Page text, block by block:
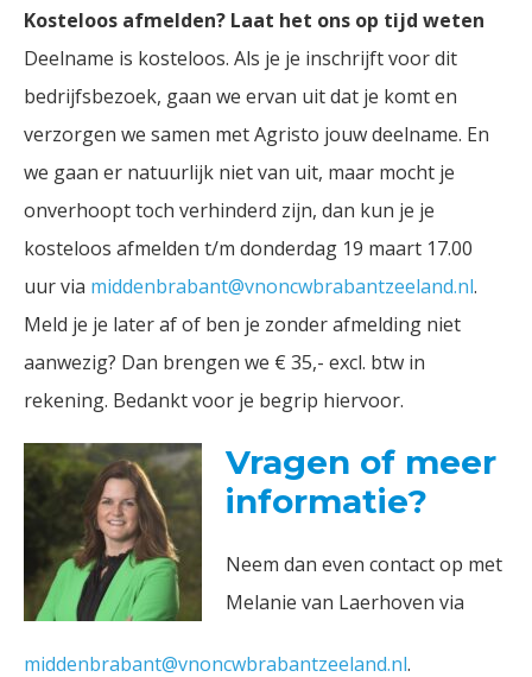
Kosteloos afmelden? Laat het ons op tijd weten
Deelname is kosteloos. Als je je inschrijft voor dit
bedrijfsbezoek, gaan we ervan uit dat je komt en
verzorgen we samen met Agristo jouw deelname. En
we gaan er natuurlijk niet van uit, maar mocht je
onverhoopt toch verhinderd zijn, dan kun je je
kosteloos afmelden t/m donderdag 19 maart 17.00
uur via middenbrabant@vnoncwbrabantzeeland.nl.
Meld je je later af of ben je zonder afmelding niet
aanwezig? Dan brengen we € 35,- excl. btw in
rekening. Bedankt voor je begrip hiervoor.
Vragen of meer
informatie?
Neem dan even contact op met
Melanie van Laerhoven via
middenbrabant@vnoncwbrabantzeeland.nl.